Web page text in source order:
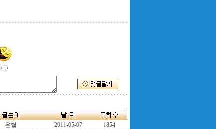
은별 2011-05-07
1854